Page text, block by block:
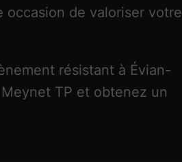
occasion de valoriser votre
résistant à Évian-
TP et obtenez un